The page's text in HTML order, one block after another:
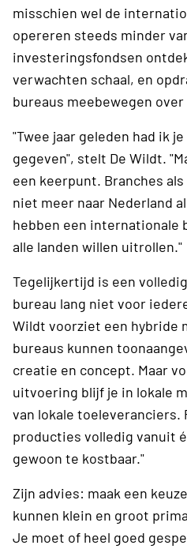
misschien wel de
opereren steeds minder
investeringsfondsen
verwachten schaal, en
bureaus meebewegen
"Twee jaar geleden had ik
gegeven", stelt De Wildt.
een keerpunt. Branches
niet meer naar Nederland
hebben een internationale
alle landen willen uitrollen."
Tegelijkertijd is een
bureau lang niet voor
Wildt voorziet een hybride
bureaus kunnen
creatie en concept. Maar
uitvoering blijf je in lokale
van lokale toeleveranciers.
producties volledig vanuit
gewoon te kostbaar."
Zijn advies: maak een
kunnen klein en groot
Je moet of heel goed